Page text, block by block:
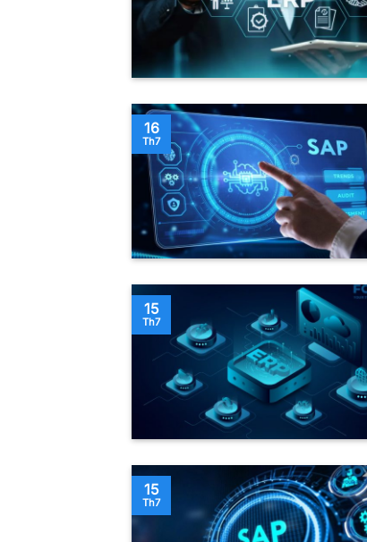
16
Th7
15
Th7
15
Th7